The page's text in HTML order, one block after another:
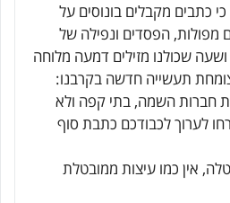
כתבים מקבלים בונוסים על
מפולות, הפסדים ונפילה של
שכולנו מזילים דמעה מלוחה
תעשייה חדשה בקרבנו:
חברות השמה, בתי קפה ולא
לערוך לכבודכם כתבת סוף
אין כמו עיצות ממובטלת